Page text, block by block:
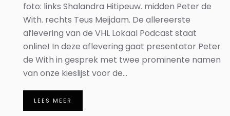
foto: links Shalandra Hitipeuw. midden Peter de
With. rechts Teus Meijdam. De allereerste
aflevering van de VHL Lokaal Podcast staat
online! In deze aflevering gaat presentator Peter
de With in gesprek met twee prominente namen
van onze kieslijst voor de...
LEES MEER